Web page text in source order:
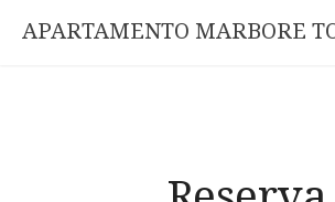
APARTAMENTO MARBORE